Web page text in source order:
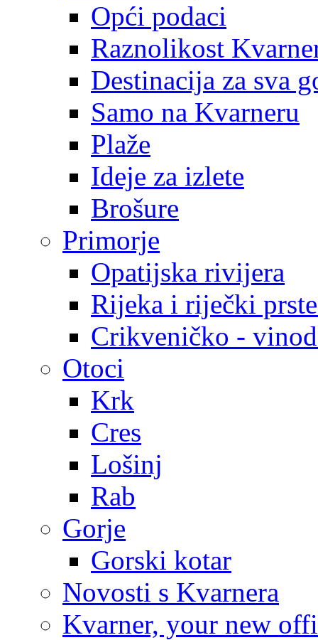
Opći podaci
Raznolikost
Destinacija za sva
Samo na Kvarneru
Plaže
Ideje za izlete
Brošure
Primorje
Opatijska rivijera
Rijeka i riječki
Crikveničko -
Otoci
Krk
Cres
Lošinj
Rab
Gorje
Gorski kotar
Novosti s Kvarnera
Kvarner, your new